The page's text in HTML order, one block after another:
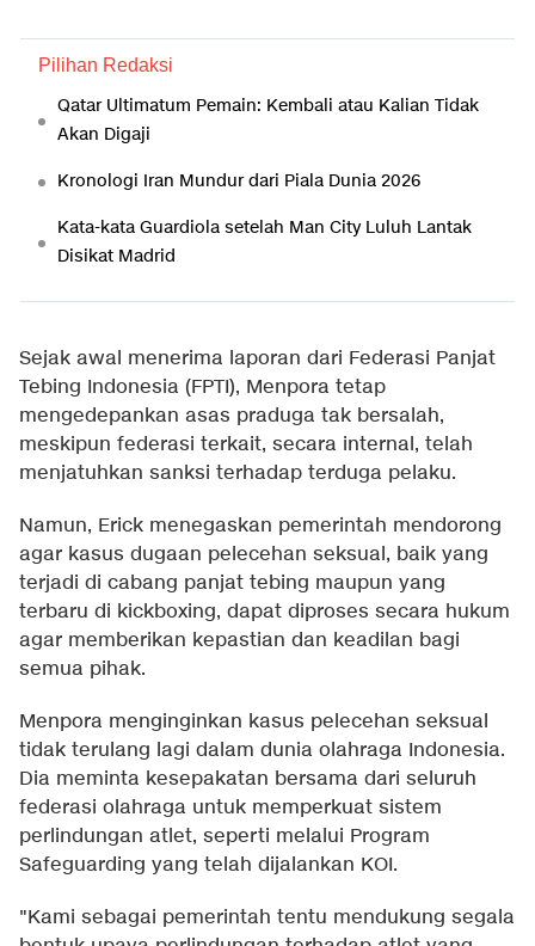
Pilihan Redaksi
Qatar Ultimatum Pemain: Kembali atau Kalian Tidak
Akan Digaji
Kronologi Iran Mundur dari Piala Dunia 2026
Kata-kata Guardiola setelah Man City Luluh Lantak
Disikat Madrid
Sejak awal menerima laporan dari Federasi Panjat
Tebing Indonesia (FPTI), Menpora tetap
mengedepankan asas praduga tak bersalah,
meskipun federasi terkait, secara internal, telah
menjatuhkan sanksi terhadap terduga pelaku.
Namun, Erick menegaskan pemerintah mendorong
agar kasus dugaan pelecehan seksual, baik yang
terjadi di cabang panjat tebing maupun yang
terbaru di kickboxing, dapat diproses secara hukum
agar memberikan kepastian dan keadilan bagi
semua pihak.
Menpora menginginkan kasus pelecehan seksual
tidak terulang lagi dalam dunia olahraga Indonesia.
Dia meminta kesepakatan bersama dari seluruh
federasi olahraga untuk memperkuat sistem
perlindungan atlet, seperti melalui Program
Safeguarding yang telah dijalankan KOI.
"Kami sebagai pemerintah tentu mendukung segala